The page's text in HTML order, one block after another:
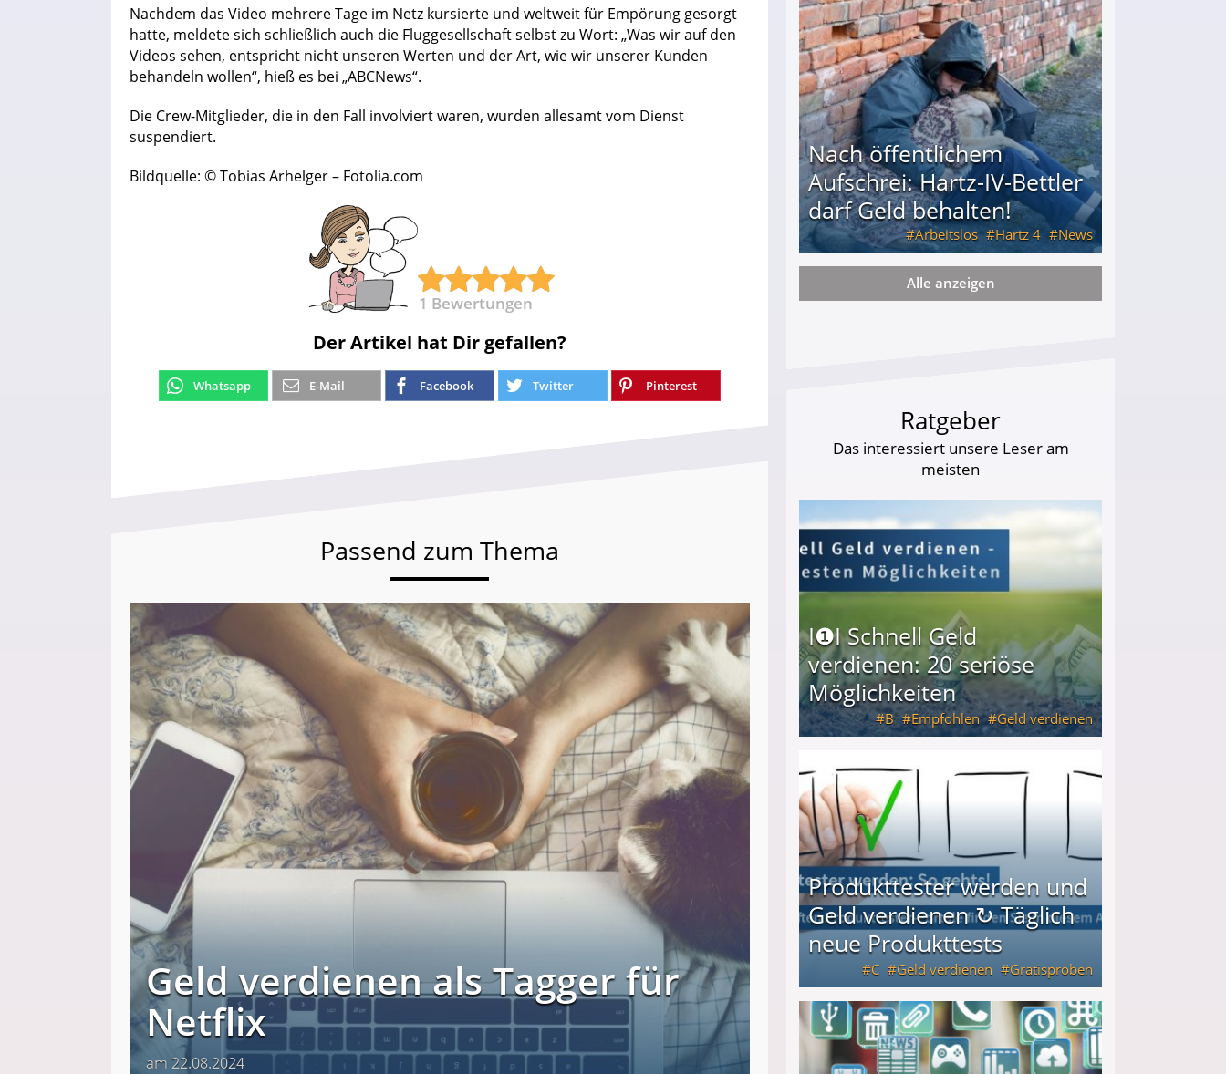
Nachdem das Video mehrere Tage im Netz kursierte und weltweit für Empörung gesorgt
hatte, meldete sich schließlich auch die Fluggesellschaft selbst zu Wort: „Was wir auf den
Videos sehen, entspricht nicht unseren Werten und der Art, wie wir unserer Kunden
behandeln wollen“, hieß es bei „ABCNews“.
Die Crew-Mitglieder, die in den Fall involviert waren, wurden allesamt vom Dienst
suspendiert.
Bildquelle: © Tobias Arhelger – Fotolia.com
1 Bewertungen
Der Artikel hat Dir gefallen?
Whatsapp E-Mail Facebook Twitter Pinterest
Passend zum Thema
Geld verdienen als Tagger für
Netflix
am 22.08.2024
Obdachloser (58) verzweifelt: Unbekannte entführten seine Hündin "Hanni"!
Nach öffentlichem
Aufschrei: Hartz-IV-Bettler
darf Geld behalten!
Arbeitslos Hartz 4 News
Nach öffentlichem Aufschrei: Hartz-IV-Bettler darf Geld behalten!
Alle anzeigen
Ratgeber
Das interessiert unsere Leser am
meisten
I❶I Schnell Geld
verdienen: 20 seriöse
Möglichkeiten
B Empfohlen Geld verdienen
I❶I Schnell Geld verdienen: 20 seriöse Möglichkeiten
Produkttester werden und
Geld verdienen ↻ Täglich
neue Produkttests
C Geld verdienen Gratisproben
Produkttester werden und Geld verdienen ↻ Täglich neue Produkttests